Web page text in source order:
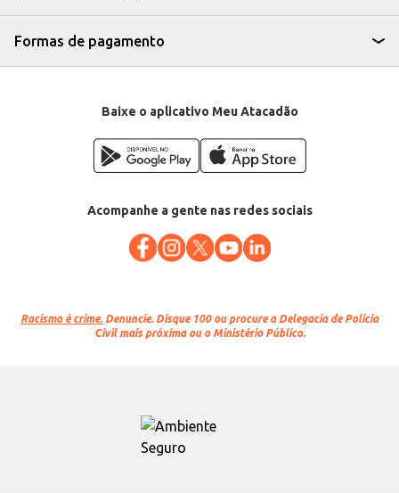
Formas de pagamento
Baixe o aplicativo Meu Atacadão
Acompanhe a gente nas redes sociais
Racismo é crime. Denuncie. Disque 100 ou procure a Delegacia de Polícia
Civil mais próxima ou o Ministério Público.